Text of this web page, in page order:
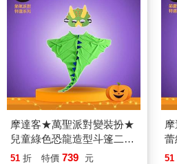
摩達客★萬聖派對變裝扮★
兒童綠色恐龍造型斗篷二件
組（面具/斗篷）★Cosplay
51 折 特價 739 元
蕾
組
51